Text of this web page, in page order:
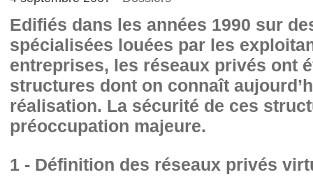
Edifiés dans les années 1990 sur
spécialisées louées par les
entreprises, les réseaux privés ont
structures dont on connaît
réalisation. La sécurité de ces
préoccupation majeure.
1 - Définition des réseaux privés